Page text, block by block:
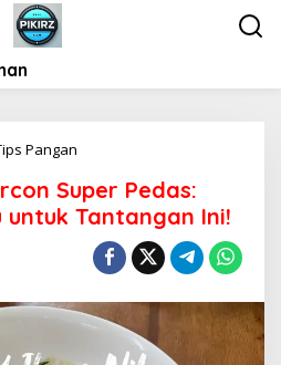
Pangan
s
e
b
l
Super Pedas:
untuk Tantangan Ini!